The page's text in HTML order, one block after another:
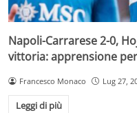
Napoli-Carrarese 2-0,
vittoria: apprensione
Francesco Monaco Lug 27,
Leggi di più